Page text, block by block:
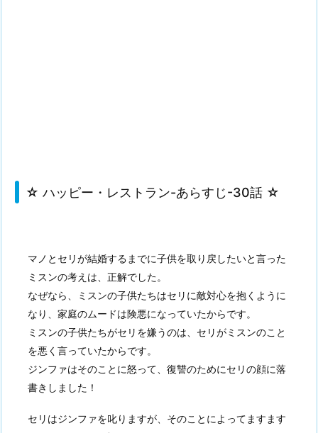
☆ ハッピー・レストラン-あらすじ-30話 ☆
マノとセリが結婚するまでに子供を取り戻したいと言った
ミスンの考えは、正解でした。
なぜなら、ミスンの子供たちはセリに敵対心を抱くように
なり、家庭のムードは険悪になっていたからです。
ミスンの子供たちがセリを嫌うのは、セリがミスンのこと
を悪く言っていたからです。
ジンファはそのことに怒って、復讐のためにセリの顔に落
書きしました！
セリはジンファを叱りますが、そのことによってますます